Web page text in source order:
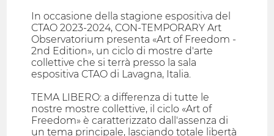
In occasione della stagione espositiva del
CTAO 2023-2024, CON-TEMPORARY Art
Observatorium presenta «Art of Freedom -
2nd Edition», un ciclo di mostre d'arte
collettive che si terrà presso la sala
espositiva CTAO di Lavagna, Italia.
TEMA LIBERO: a differenza di tutte le
nostre mostre collettive, il ciclo «Art of
Freedom» è caratterizzato dall'assenza di
un tema principale, lasciando totale libertà